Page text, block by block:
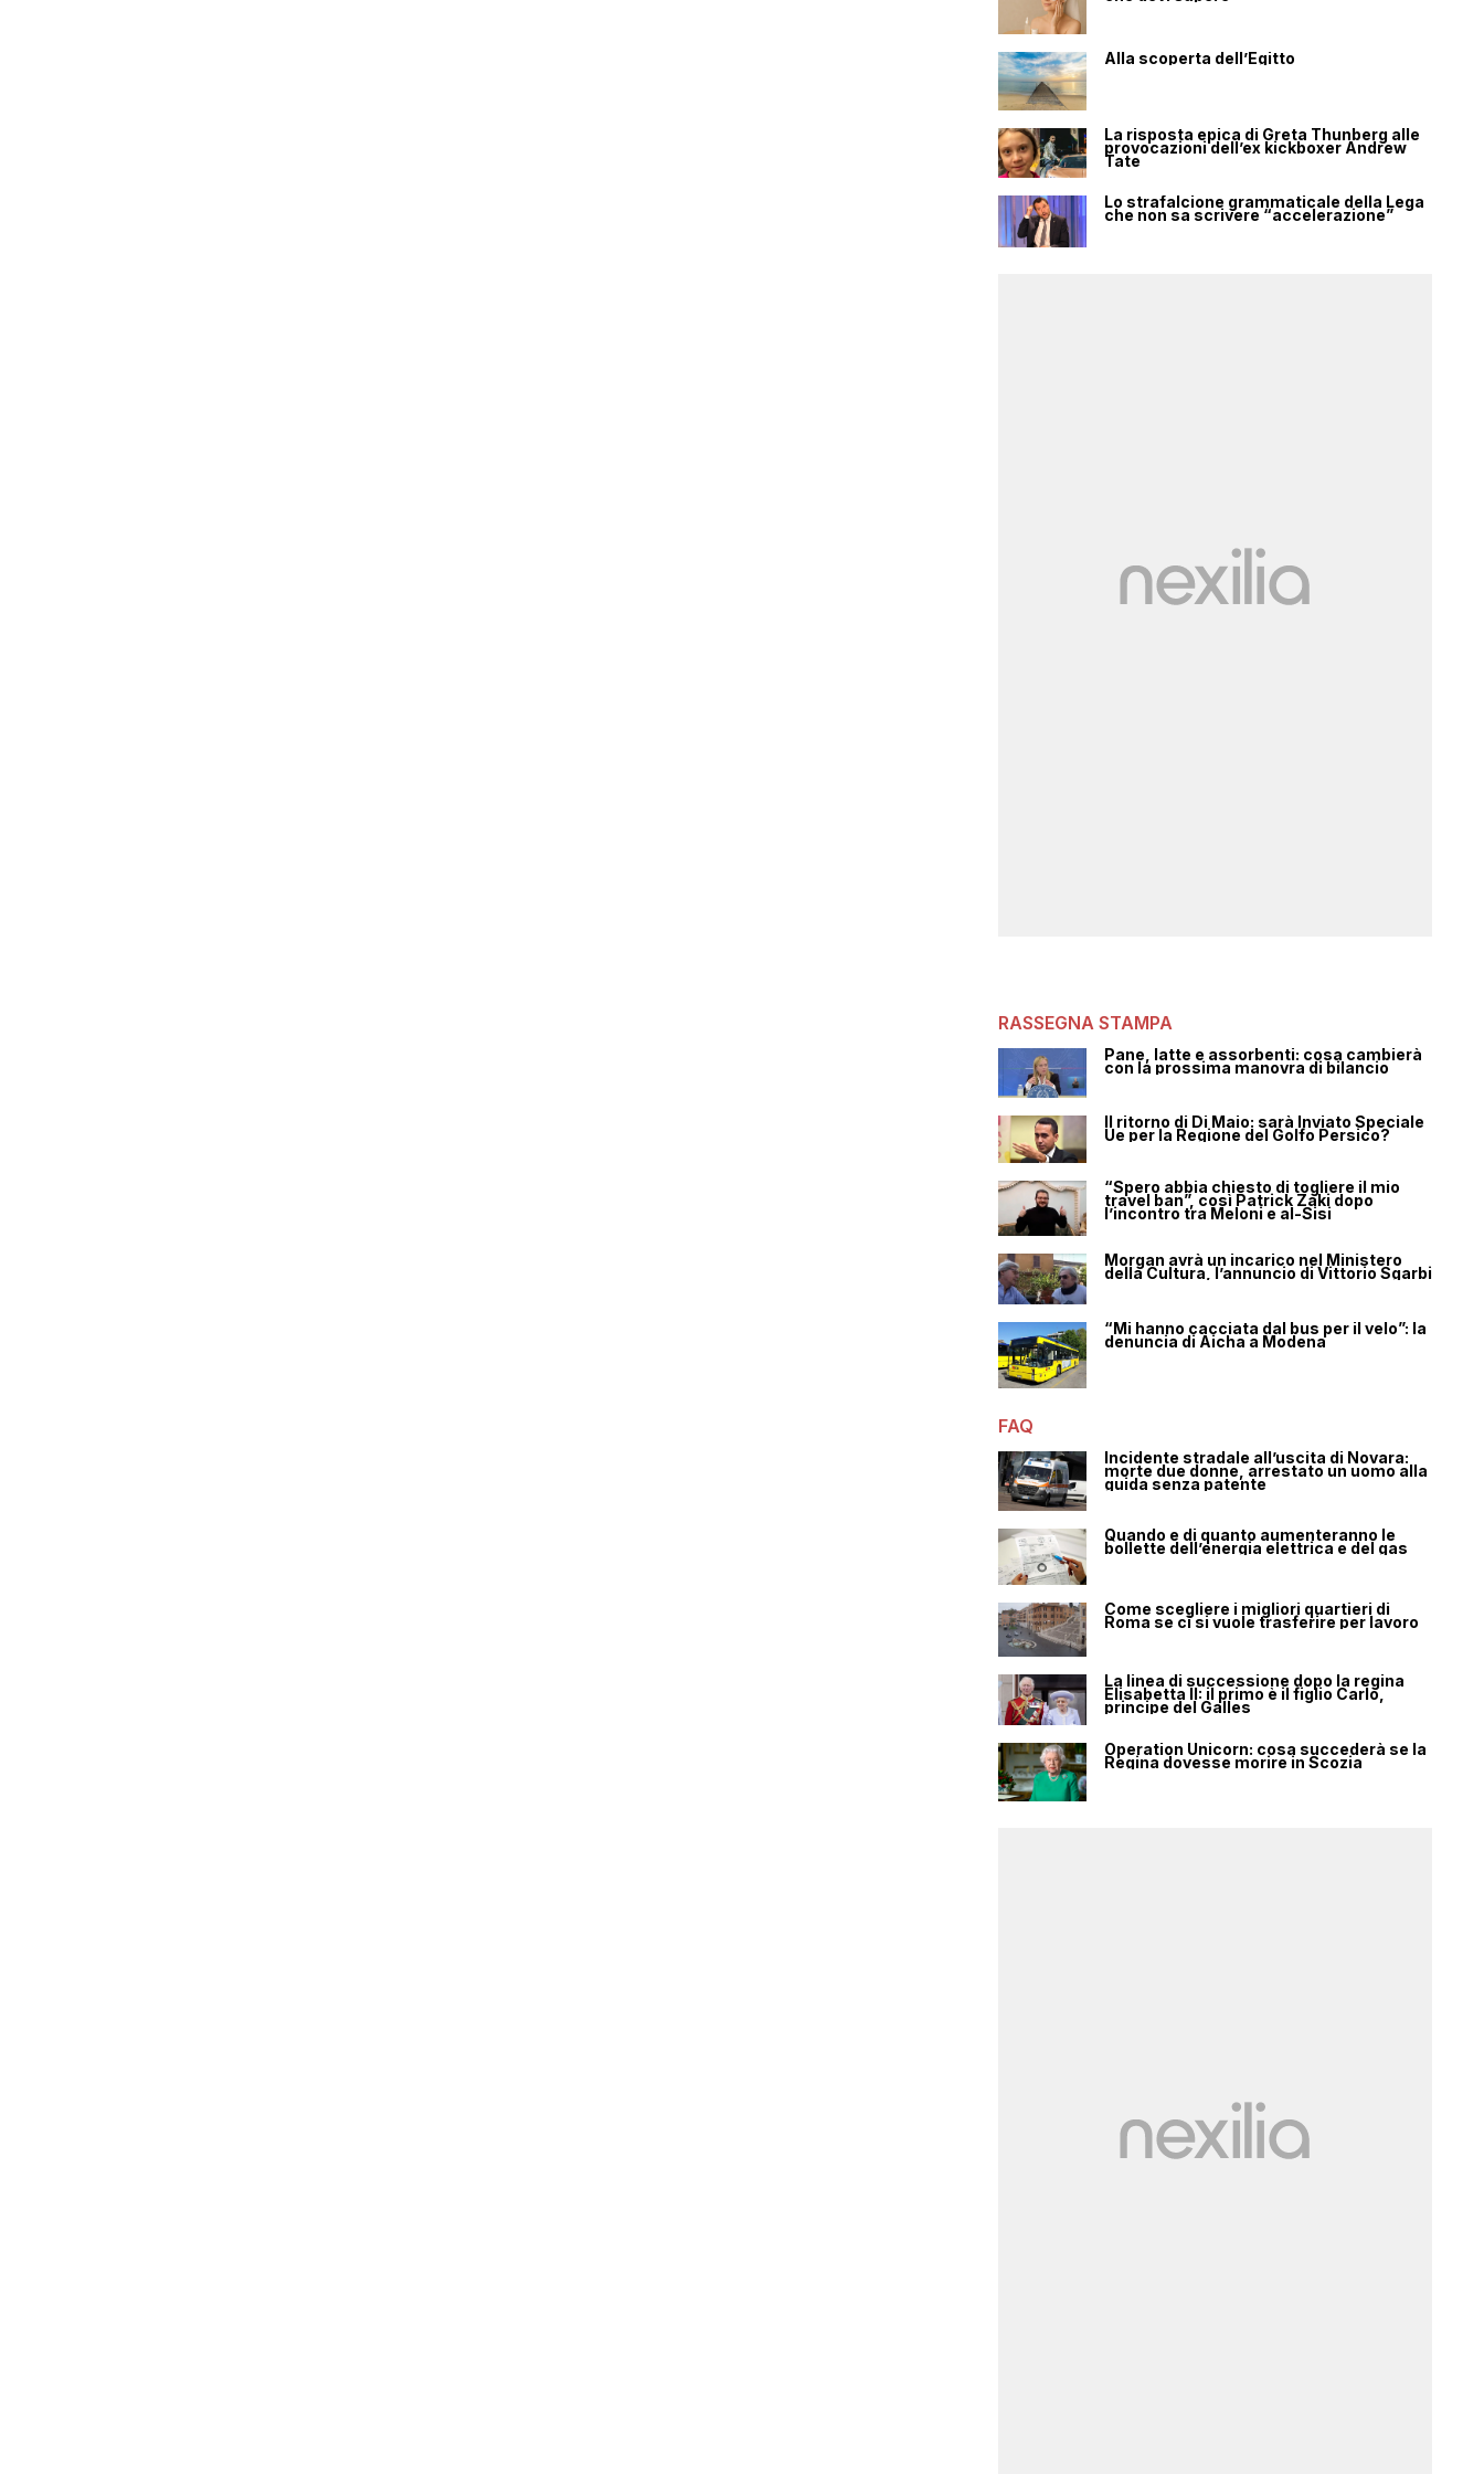
Alla scoperta dell’Egitto
La risposta epica di Greta Thunberg alle
provocazioni dell’ex kickboxer Andrew
Tate
Lo strafalcione grammaticale della Lega
che non sa scrivere “accelerazione”
RASSEGNA STAMPA
Pane, latte e assorbenti: cosa cambierà
con la prossima manovra di bilancio
Il ritorno di Di Maio: sarà Inviato Speciale
Ue per la Regione del Golfo Persico?
“Spero abbia chiesto di togliere il mio
travel ban”, così Patrick Zaki dopo
l’incontro tra Meloni e al-Sisi
Morgan avrà un incarico nel Ministero
della Cultura, l’annuncio di Vittorio Sgarbi
“Mi hanno cacciata dal bus per il velo”: la
denuncia di Aicha a Modena
FAQ
Incidente stradale all’uscita di Novara:
morte due donne, arrestato un uomo alla
guida senza patente
Quando e di quanto aumenteranno le
bollette dell’energia elettrica e del gas
Come scegliere i migliori quartieri di
Roma se ci si vuole trasferire per lavoro
La linea di successione dopo la regina
Elisabetta II: il primo è il figlio Carlo,
principe del Galles
Operation Unicorn: cosa succederà se la
Regina dovesse morire in Scozia